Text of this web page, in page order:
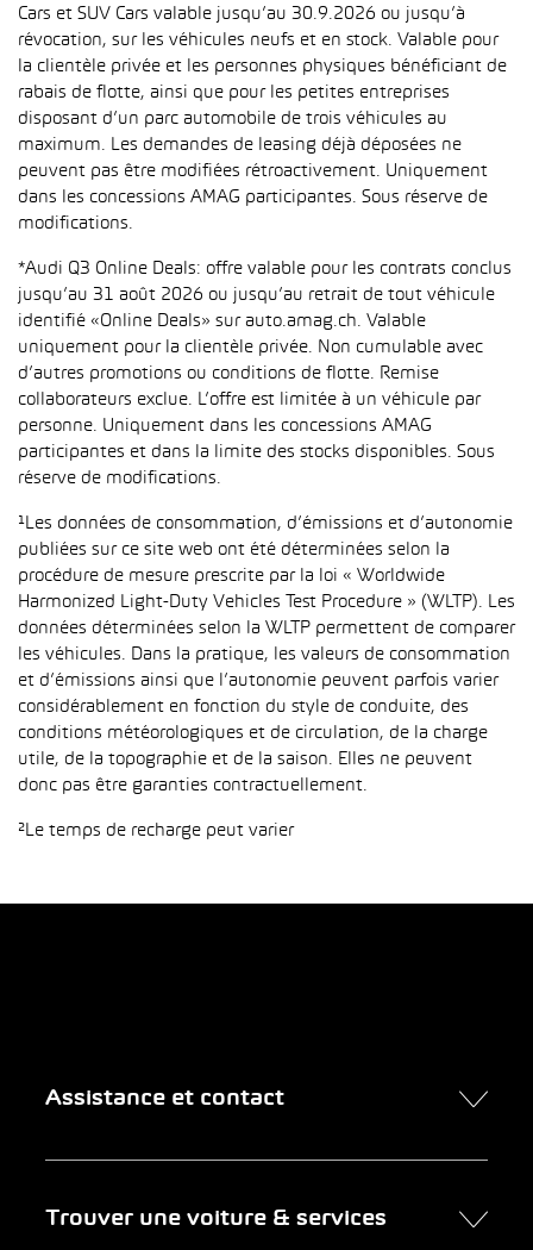
Cars et SUV Cars valable jusqu’au 30.9.2026 ou jusqu’à
révocation, sur les véhicules neufs et en stock. Valable pour
la clientèle privée et les personnes physiques bénéficiant de
rabais de flotte, ainsi que pour les petites entreprises
disposant d’un parc automobile de trois véhicules au
maximum. Les demandes de leasing déjà déposées ne
peuvent pas être modifiées rétroactivement. Uniquement
dans les concessions AMAG participantes. Sous réserve de
modifications.
*Audi Q3 Online Deals: offre valable pour les contrats conclus
jusqu’au 31 août 2026 ou jusqu’au retrait de tout véhicule
identifié «Online Deals» sur auto.amag.ch. Valable
uniquement pour la clientèle privée. Non cumulable avec
d’autres promotions ou conditions de flotte. Remise
collaborateurs exclue. L’offre est limitée à un véhicule par
personne. Uniquement dans les concessions AMAG
participantes et dans la limite des stocks disponibles. Sous
réserve de modifications.
¹Les données de consommation, d’émissions et d’autonomie
publiées sur ce site web ont été déterminées selon la
procédure de mesure prescrite par la loi « Worldwide
Harmonized Light-Duty Vehicles Test Procedure » (WLTP). Les
données déterminées selon la WLTP permettent de comparer
les véhicules. Dans la pratique, les valeurs de consommation
et d’émissions ainsi que l’autonomie peuvent parfois varier
considérablement en fonction du style de conduite, des
conditions météorologiques et de circulation, de la charge
utile, de la topographie et de la saison. Elles ne peuvent
donc pas être garanties contractuellement.
²Le temps de recharge peut varier
Assistance et contact
Trouver une voiture & services